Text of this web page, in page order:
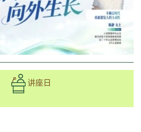
讲座日